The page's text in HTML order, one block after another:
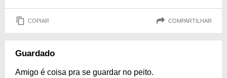
COPIAR COMPARTILHAR
Guardado
Amigo é coisa pra se guardar no peito.